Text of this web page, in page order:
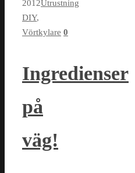
2012Utrustning
DIY,
Vörtkylare 0
Ingredienser
på
väg!